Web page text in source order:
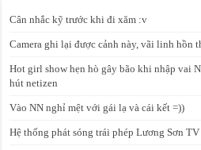
Cân nhắc kỹ trước khi đi xăm :v
Camera ghi lại được cảnh này, vãi linh hồn
Hot girl show hẹn hò gây bão khi nhập vai
hút netizen
Vào NN nghỉ mệt với gái lạ và cái kết =))
Hệ thống phát sóng trái phép Lương Sơn